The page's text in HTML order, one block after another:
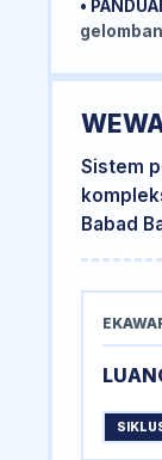
•
Sistem
Babad